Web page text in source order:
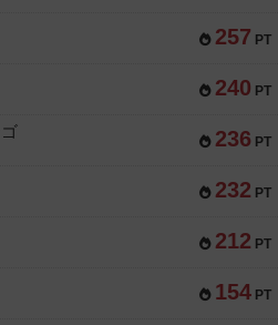
257 PT
240 PT
236 PT
232 PT
212 PT
154 PT